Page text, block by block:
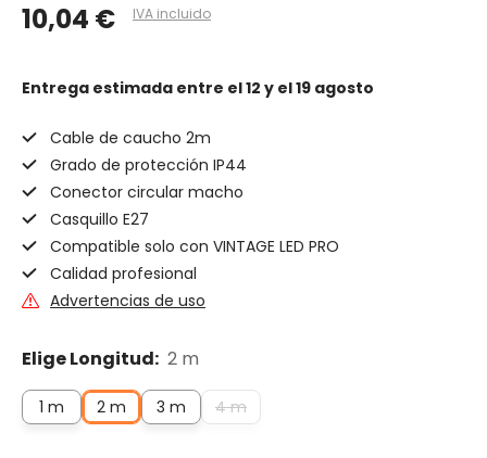
10,04 € IVA incluido
Entrega estimada entre el 12 y el 19 agosto
Cable de caucho 2m
Grado de protección IP44
Conector circular macho
Casquillo E27
Compatible solo con VINTAGE LED PRO
Calidad profesional
Advertencias de uso
Elige Longitud: 2 m
1 m 2 m 3 m 4 m